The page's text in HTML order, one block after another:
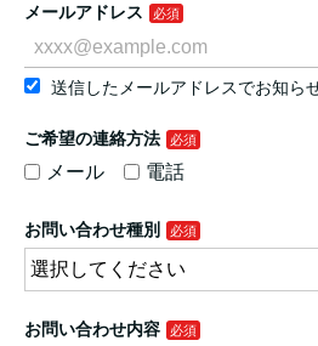
メールアドレス
送信したメールアドレスでお知ら
ご希望の連絡方法
メール 電話
お問い合わせ種別
お問い合わせ内容